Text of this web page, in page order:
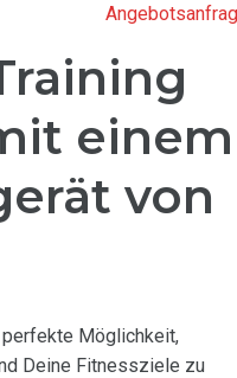
einem
von
Möglichkeit,
Deine Fitnessziele zu